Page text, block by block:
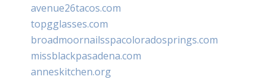
avenue26tacos.com
topgglasses.com
broadmoornailsspacoloradosprings.com
missblackpasadena.com
anneskitchen.org